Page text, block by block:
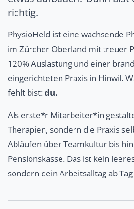
richtig.
PhysioHeld ist eine wachsende
im Zürcher Oberland mit treuer
120% Auslastung und einer
eingerichteten Praxis in Hinwil.
fehlt bist:du.
Als erste*r Mitarbeiter*in
Therapien, sondern die Praxis
Abläufen über Teamkultur bis
Pensionskasse. Das ist kein
sondern dein Arbeitsalltag ab